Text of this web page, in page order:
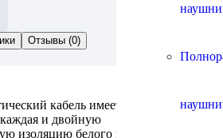
Отзывы (0)
кабель имеет 2 жилы
и двойную
изоляцию белого и зелёного